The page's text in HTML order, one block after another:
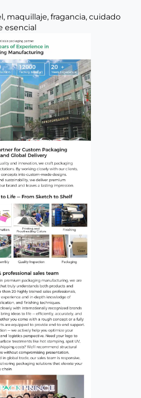
maquillaje, fragancia, cuidado
esencial